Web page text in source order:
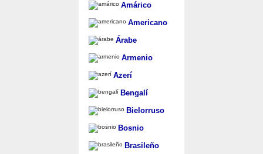
Amárico
Americano
Árabe
Armenio
Azerí
Bengalí
Bielorruso
Bosnio
Brasileño